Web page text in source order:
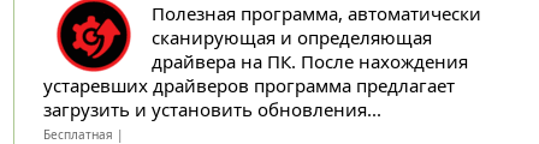
Полезная программа, автоматически
сканирующая и определяющая
драйвера на ПК. После нахождения
устаревших драйверов программа предлагает
загрузить и установить обновления...
Бесплатная |